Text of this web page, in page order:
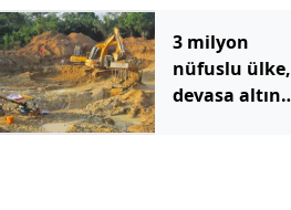
3 milyon
nüfuslu ülke,
devasa altın